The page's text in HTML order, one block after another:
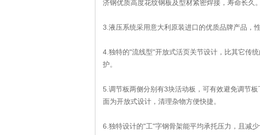
济钢优质高度花纹钢板及型材紧密焊接，寿命长久。
3.液压系统采用意大利原装进口的优质品牌产品，
4.独特的"流线型"开放式活页关节设计，比其它传
护。
5.调节板两侧分别有3块活动板，可有效避免调节
面为开放式设计，清理杂物方便快捷。
6.独特设计的"工"字钢骨架能平均承托压力，且减